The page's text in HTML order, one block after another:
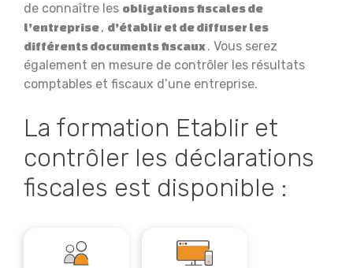
de connaître les obligations fiscales de
l’entreprise, d’établir et de diffuser les
différents documents fiscaux. Vous serez
également en mesure de contrôler les résultats
comptables et fiscaux d’une entreprise.
La formation Etablir et
contrôler les déclarations
fiscales est disponible :